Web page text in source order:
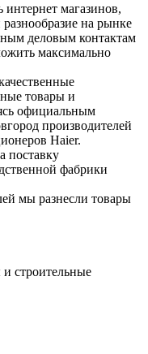
магазинов,
на рынке
деловым контактам
максимально
товары и
официальным
производителей
Haier.
поставку
фабрики
мы разнесли товары
строительные